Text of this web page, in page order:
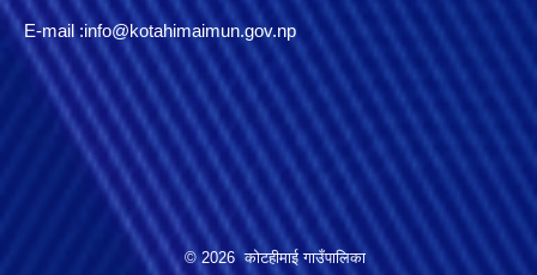
E-mail :info@kotahimaimun.gov.np
© 2026 कोटहीमाई गाउँपालिका